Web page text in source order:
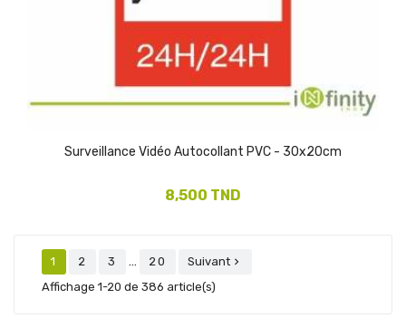
Surveillance Vidéo Autocollant PVC - 30x20cm
8,500 TND
1 2 3 … 20 Suivant 
Affichage 1-20 de 386 article(s)